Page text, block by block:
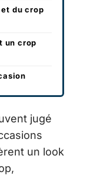
du crop
un crop
jugé
un look